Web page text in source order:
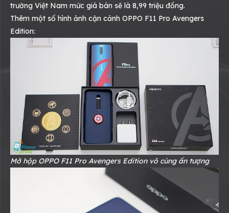
trường Việt Nam mức giá bán sẽ là 8,99 triệu đồng.
Thêm một số hình ảnh cận cảnh OPPO F11 Pro Avengers
Edition:
Mở hộp OPPO F11 Pro Avengers Edition vô cùng ấn tượng